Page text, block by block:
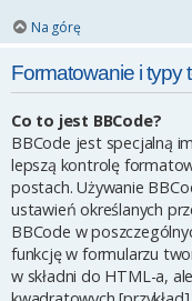
Na górę
Formatowanie i typy
Co to jest BBCode?
BBCode jest specjalną
lepszą kontrolę
postach. Używanie
ustawień określanych
BBCode w
funkcję w formularzu
w składni do HTML-a,